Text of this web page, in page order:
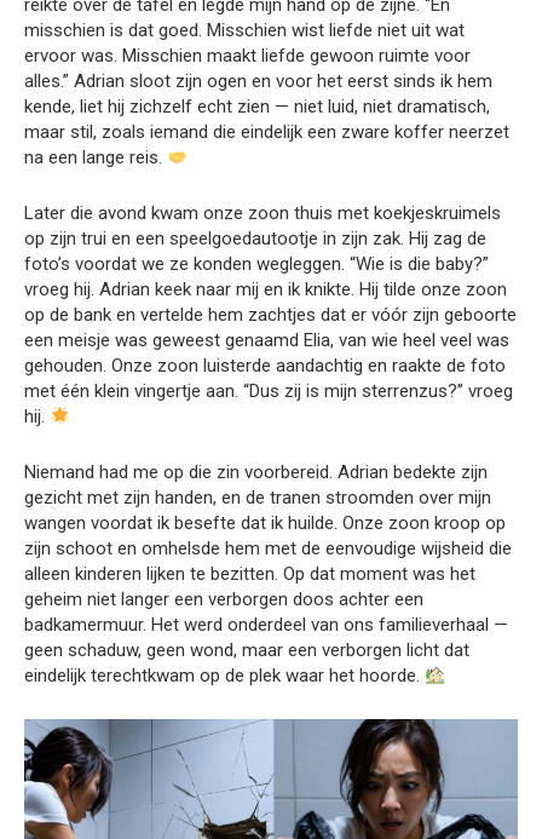
reikte over de tafel en legde mijn hand op de zijne. “En
misschien is dat goed. Misschien wist liefde niet uit wat
ervoor was. Misschien maakt liefde gewoon ruimte voor
alles.” Adrian sloot zijn ogen en voor het eerst sinds ik hem
kende, liet hij zichzelf echt zien — niet luid, niet dramatisch,
maar stil, zoals iemand die eindelijk een zware koffer neerzet
na een lange reis.
Later die avond kwam onze zoon thuis met koekjeskruimels
op zijn trui en een speelgoedautootje in zijn zak. Hij zag de
foto’s voordat we ze konden wegleggen. “Wie is die baby?”
vroeg hij. Adrian keek naar mij en ik knikte. Hij tilde onze zoon
op de bank en vertelde hem zachtjes dat er vóór zijn geboorte
een meisje was geweest genaamd Elia, van wie heel veel was
gehouden. Onze zoon luisterde aandachtig en raakte de foto
met één klein vingertje aan. “Dus zij is mijn sterrenzus?” vroeg
hij.
Niemand had me op die zin voorbereid. Adrian bedekte zijn
gezicht met zijn handen, en de tranen stroomden over mijn
wangen voordat ik besefte dat ik huilde. Onze zoon kroop op
zijn schoot en omhelsde hem met de eenvoudige wijsheid die
alleen kinderen lijken te bezitten. Op dat moment was het
geheim niet langer een verborgen doos achter een
badkamermuur. Het werd onderdeel van ons familieverhaal —
geen schaduw, geen wond, maar een verborgen licht dat
eindelijk terechtkwam op de plek waar het hoorde.